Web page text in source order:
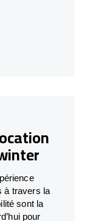
à travers la
sont la
pour